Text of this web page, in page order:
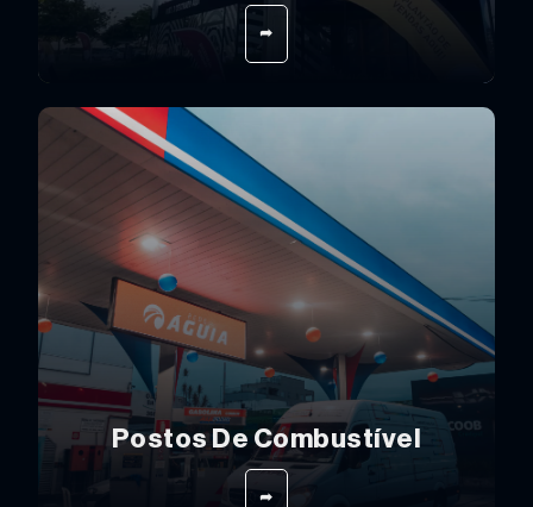
➦
Postos De Combustível
➦